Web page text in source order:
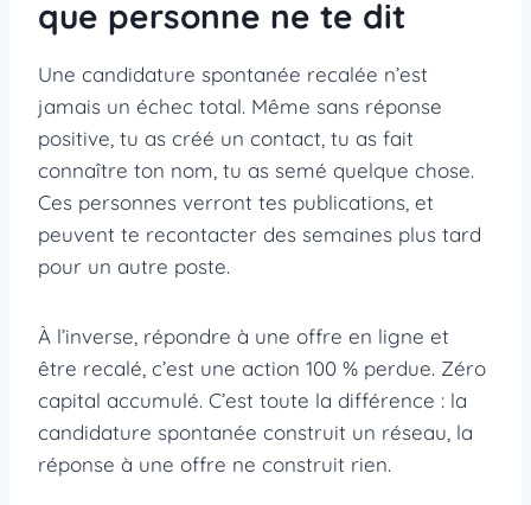
que personne ne te dit
Une candidature spontanée recalée n’est
jamais un échec total. Même sans réponse
positive, tu as créé un contact, tu as fait
connaître ton nom, tu as semé quelque chose.
Ces personnes verront tes publications, et
peuvent te recontacter des semaines plus tard
pour un autre poste.
À l’inverse, répondre à une offre en ligne et
être recalé, c’est une action 100 % perdue. Zéro
capital accumulé. C’est toute la différence : la
candidature spontanée construit un réseau, la
réponse à une offre ne construit rien.